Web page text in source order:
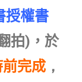
授權書
拍)，於
完成，